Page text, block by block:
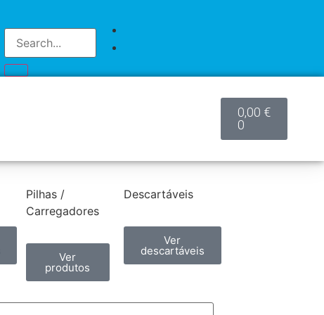
Pilhas /
Carregadores
Ver
produtos
Descartáveis
Ver
descartáveis
0,00 €
0